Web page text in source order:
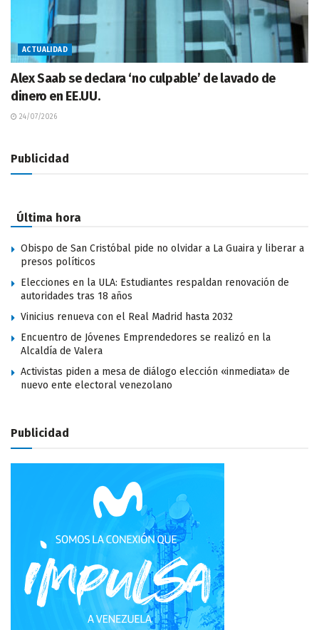
ACTUALIDAD
Alex Saab se declara ‘no culpable’ de lavado de
dinero en EE.UU.
24/07/2026
Publicidad
Última hora
Obispo de San Cristóbal pide no olvidar a La Guaira y liberar a
presos políticos
Elecciones en la ULA: Estudiantes respaldan renovación de
autoridades tras 18 años
Vinicius renueva con el Real Madrid hasta 2032
Encuentro de Jóvenes Emprendedores se realizó en la
Alcaldía de Valera
Activistas piden a mesa de diálogo elección «inmediata» de
nuevo ente electoral venezolano
Publicidad